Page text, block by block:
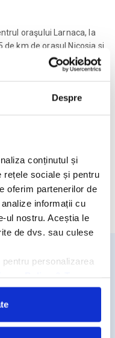
Despre
conținutul și
rețele sociale și pentru
oferim partenerilor de
informații cu
ul nostru. Aceștia le
de dvs. sau culese
personalizarea
oraşului Larnaca, la
de km de orasul Nicosia si
International din
în tonuri de pământ şi